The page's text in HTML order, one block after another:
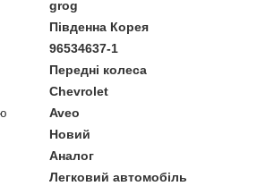
grog
Південна Корея
96534637-1
Передні колеса
Chevrolet
Aveo
Новий
Аналог
Легковий автомобіль